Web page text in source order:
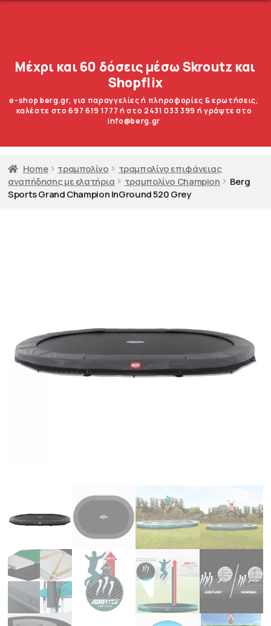
Μέχρι και 60 δόσεις μέσω Skroutz και
Shopflix
e-shop berg.gr, για παραγγελίες ή πληροφορίες & ερωτήσεις,
καλέστε στο 697 619 1777 ή στο 2431 033 399 ή γράψτε στο
info@berg.gr
Home τραμπολίνο
τραμπολίνο επιφάνειας
αναπήδησης με ελατήρια
τραμπολίνο Champion
Berg
Sports Grand Champion InGround 520 Grey